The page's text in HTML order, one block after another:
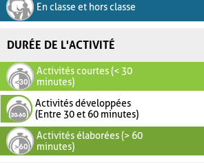
En classe et hors classe
DURÉE DE L'ACTIVITÉ
Activités courtes (< 30
minutes)
Activités développées
(Entre 30 et 60 minutes)
Activités élaborées (> 60
minutes)